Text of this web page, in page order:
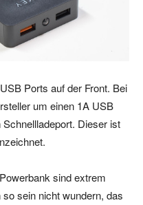
Ports auf der Front. Bei
um einen 1A USB
Dieser ist
sind extrem
sein nicht wundern, das